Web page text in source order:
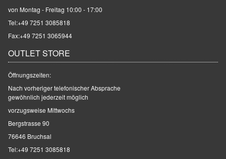
von Montag - Freitag 10:00 - 17:00
Tel:+49 7251 3085818
Fax:+49 7251 3065944
OUTLET STORE
Öffnungszeiten:
Nach vorheriger telefonischer Absprache
gewöhnlich jederzeit möglich
vorzugsweise Mittwochs
Bergstrasse 90
76646 Bruchsal
Tel:+49 7251 3085818